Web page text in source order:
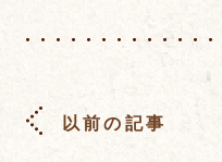
以前の記事